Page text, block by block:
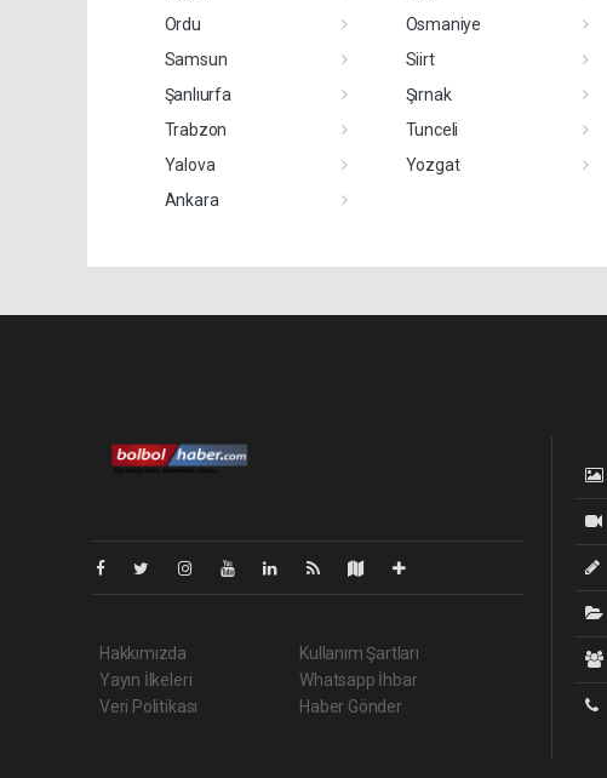
Ordu
Osmaniye
Samsun
Siirt
Şanlıurfa
Şırnak
Trabzon
Tunceli
Yalova
Yozgat
Ankara
Hakkımızda
Yayın İlkeleri
Veri Politikası
Kullanım Şartları
Whatsapp İhbar
Haber Gönder